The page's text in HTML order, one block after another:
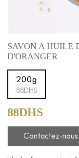
SAVON A HUILE
D'ORANGER
200g
88DHS
88DHS
Contactez-nous